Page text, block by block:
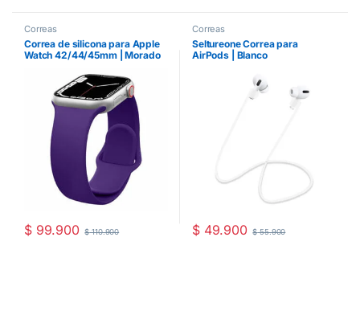
Correas
Correa de silicona para Apple
Watch 42/44/45mm | Morado
$99.900 $110.900
Correas
Seltureone Correa para
AirPods | Blanco
$49.900 $55.900